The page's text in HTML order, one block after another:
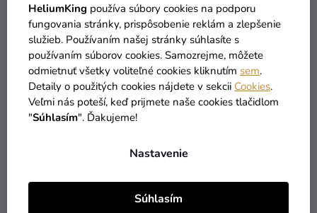
HeliumKing používa súbory cookies na podporu
fungovania stránky, prispôsobenie reklám a zlepšenie
služieb. Používaním našej stránky súhlasíte s
používaním súborov cookies. Samozrejme, môžete
odmietnuť všetky voliteľné cookies kliknutím sem.
Detaily o použitých cookies nájdete v sekcii Cookies.
Veľmi nás poteší, keď prijmete naše cookies tlačidlom
"Súhlasím". Ďakujeme!
Nastavenie
Súhlasím